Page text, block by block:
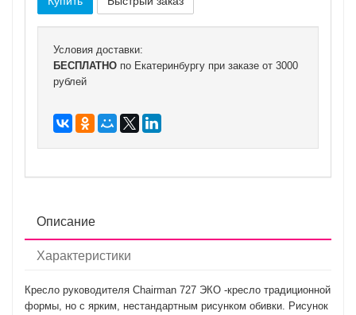
Условия доставки:
БЕСПЛАТНО по Екатеринбургу при заказе от 3000
рублей
Описание
Характеристики
Кресло руководителя Chairman 727 ЭКО -кресло традиционной
формы, но с ярким, нестандартным рисунком обивки. Рисунок